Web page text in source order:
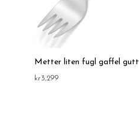
Metter liten fugl gaffel gutt
kr3,299